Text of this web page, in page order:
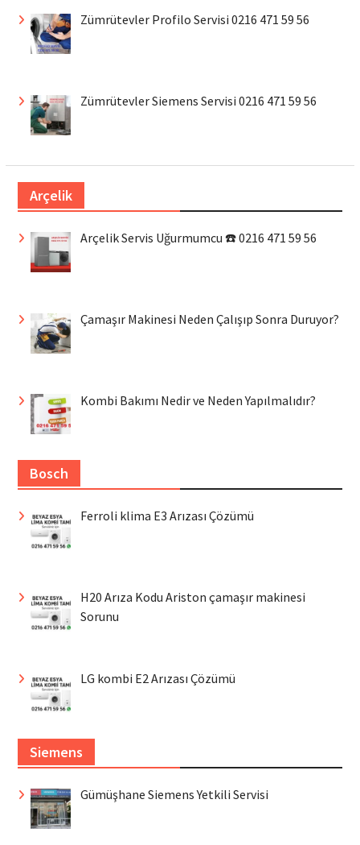
Zümrütevler Profilo Servisi 0216 471 59 56
Zümrütevler Siemens Servisi 0216 471 59 56
Arçelik
Arçelik Servis Uğurmumcu ☎️ 0216 471 59 56
Çamaşır Makinesi Neden Çalışıp Sonra Duruyor?
Kombi Bakımı Nedir ve Neden Yapılmalıdır?
Bosch
Ferroli klima E3 Arızası Çözümü
H20 Arıza Kodu Ariston çamaşır makinesi
Sorunu
LG kombi E2 Arızası Çözümü
Siemens
Gümüşhane Siemens Yetkili Servisi